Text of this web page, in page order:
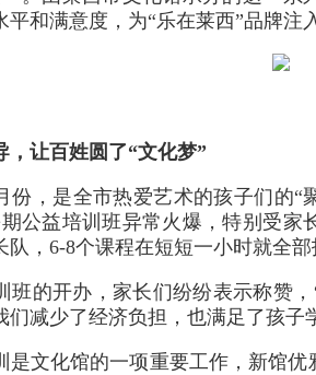
和满意度，为“乐在莱西”品牌注
，让百姓圆了“文化梦”
份，是全市热爱艺术的孩子们的“
公益培训班异常火爆，特别受
，6-8个课程在短短一小时就全部
班的开办，家长们纷纷表示称赞
们减少了经济负担，也满足了孩子
是文化馆的一项重要工作，新馆